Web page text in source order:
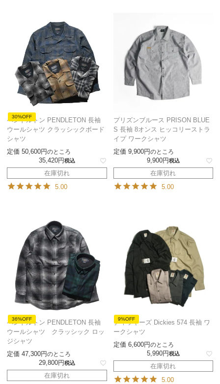
30%OFF
ペンドルトン PENDLETON 長袖
ウールシャツ クラッシックボード
シャツ
定価 50,600 のところ
35,420 税込
在庫切れ
5.00
プリズンブルース PRISON BLUE
S 長袖 8オンス ヒッコリーストラ
イプ ワークシャツ
定価 9,900 のところ
9,900 税込
在庫切れ
5.00
36%OFF
ペンドルトン PENDLETON 長袖
ウールシャツ クラッシック ロッ
ジシャツ
定価 47,300 のところ
29,800 税込
在庫切れ
9%OFF
ディッキーズ Dickies 574 長袖 ワ
ークシャツ
定価 6,600 のところ
5,990 税込
在庫切れ
5.00